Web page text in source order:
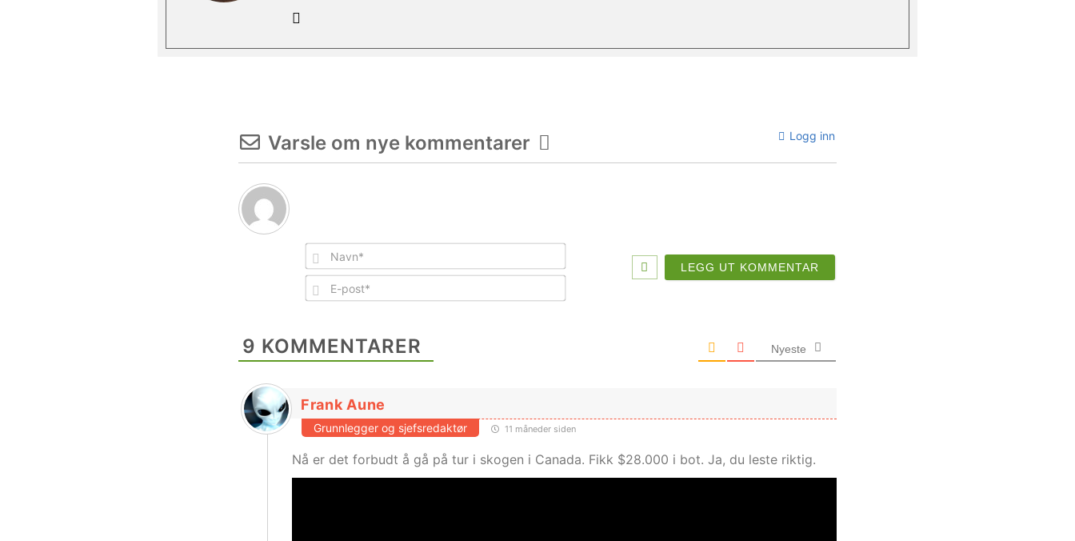
Varsle om nye kommentarer Logg inn
post*
9 KOMMENTARER Nyeste
Frank Aune
Grunnlegger og sjefsredaktør 11 måneder siden
Nå er det forbudt å gå på tur i skogen i Canada. Fikk $28.000 i bot. Ja, du leste riktig.